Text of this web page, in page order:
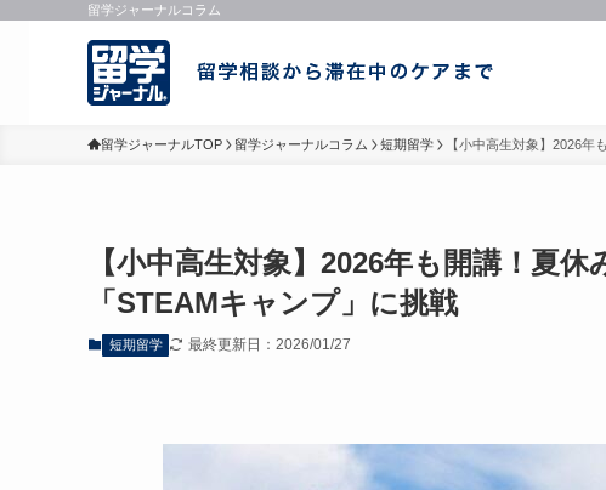
留学ジャーナルコラム
留学ジャーナルTOP 留学ジャーナルコラム 短期留学 【小中高生対象】2026
【小中高生対象】2026年も開講！夏
「STEAMキャンプ」に挑戦
短期留学 最終更新日：2026/01/27